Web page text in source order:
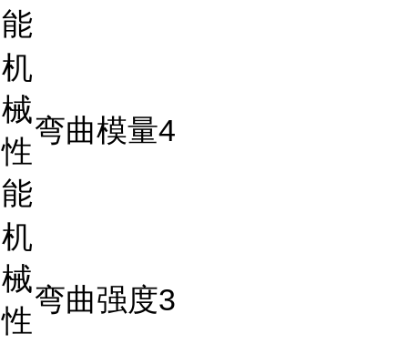
能
机
械
性
能
弯曲模量4
机
械
性
弯曲强度3